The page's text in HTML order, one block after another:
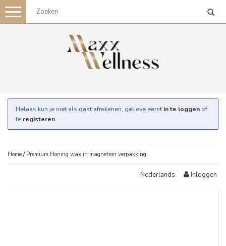
Toggle
navigation
Helaas kun je niet als gast afrekenen, gelieve eerst in te loggen of
te registeren.
Home / Premium Honing wax in magnetron verpakking
Nederlands Inloggen